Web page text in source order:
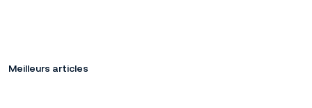
Meilleurs articles